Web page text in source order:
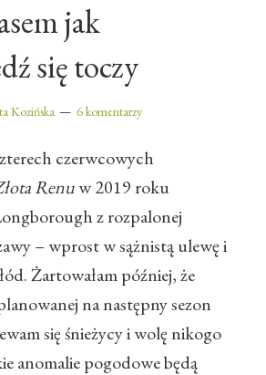
jak
się toczy
Kozińska 6 komentarzy
czerwcowych
Renuw 2019 roku
z rozpalonej
– wprost w sążnistą ulewę i
Żartowałam później, że
na następny sezon
się śnieżycy i wolę nikogo
anomalie pogodowe będą